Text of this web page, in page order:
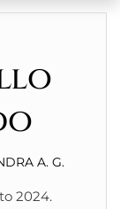
A. G.
2024.